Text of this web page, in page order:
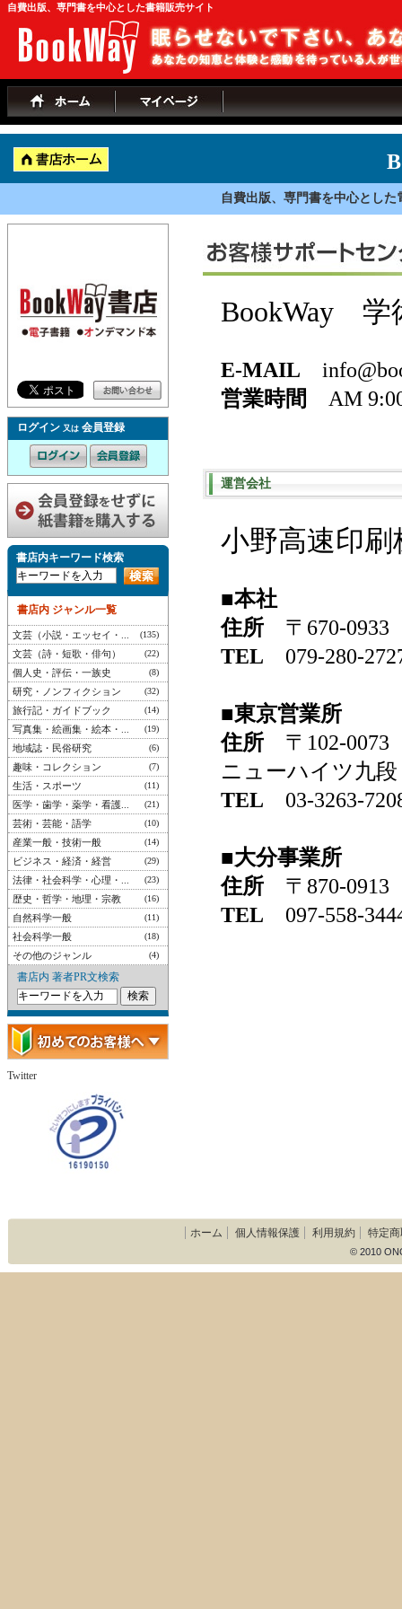
自費出版、専門書を中心とした書籍販売サイト
自費出版、専門書を中心とし
ログイン 又は 会員登録
書店内キーワード検索
書店内 ジャンル一覧
文芸（小説・エッセイ・... (135)
文芸（詩・短歌・俳句） (22)
個人史・評伝・一族史 (8)
研究・ノンフィクション (32)
旅行記・ガイドブック (14)
写真集・絵画集・絵本・... (19)
地域誌・民俗研究 (6)
趣味・コレクション (7)
生活・スポーツ (11)
医学・歯学・薬学・看護... (21)
芸術・芸能・語学 (10)
産業一般・技術一般 (14)
ビジネス・経済・経営 (29)
法律・社会科学・心理・... (23)
歴史・哲学・地理・宗教 (16)
自然科学一般 (11)
社会科学一般 (18)
その他のジャンル (4)
書店内 著者PR文検索
Twitter
BookWay 学
E-MAIL
営業時間
AM
運営会社
小野高速印
■本社
住所 〒670-0933
TEL 079-280-
■東京営業所
住所 〒102-0073
ニューハイツ九段
TEL 03-3263-
■大分事業所
住所 〒870-0913
TEL 097-
ホーム 個人情報保護 利用規約 特定
© 2010